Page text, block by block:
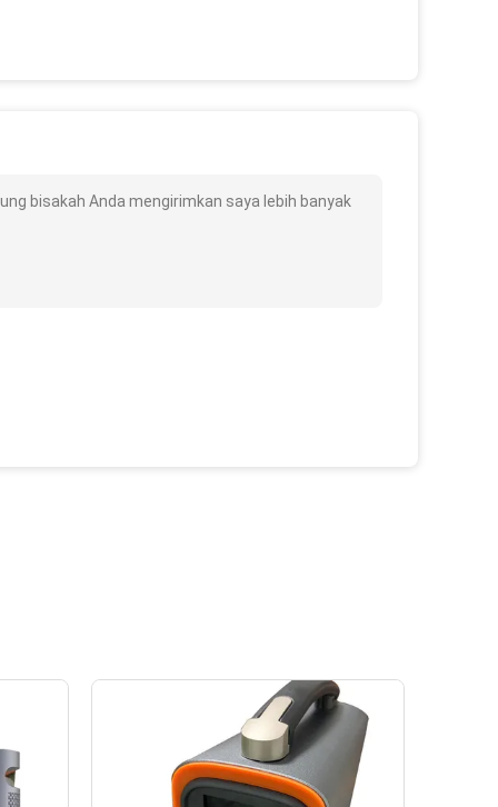
bisakah Anda mengirimkan saya lebih banyak